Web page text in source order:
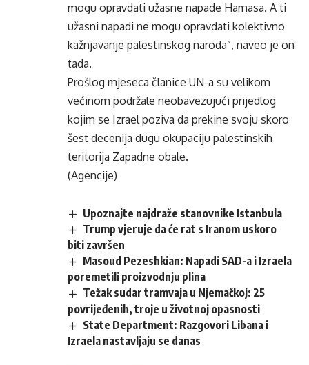
mogu opravdati užasne napade Hamasa. A ti
užasni napadi ne mogu opravdati kolektivno
kažnjavanje palestinskog naroda”, naveo je on
tada.
Prošlog mjeseca članice UN-a su velikom
većinom podržale neobavezujući prijedlog
kojim se Izrael poziva da prekine svoju skoro
šest decenija dugu okupaciju palestinskih
teritorija Zapadne obale.
(Agencije)
Upoznajte najdraže stanovnike Istanbula
Trump vjeruje da će rat s Iranom uskoro
biti završen
Masoud Pezeshkian: Napadi SAD-a i Izraela
poremetili proizvodnju plina
Težak sudar tramvaja u Njemačkoj: 25
povrijeđenih, troje u životnoj opasnosti
State Department: Razgovori Libana i
Izraela nastavljaju se danas